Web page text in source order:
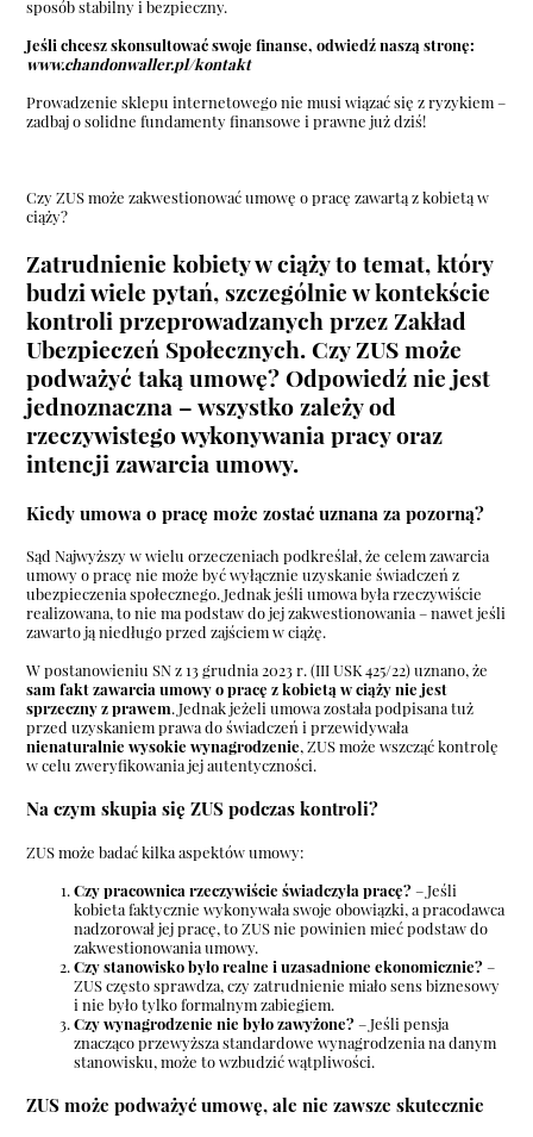
sposób stabilny i bezpieczny.
Jeśli chcesz skonsultować swoje finanse, odwiedź naszą stronę:
www.chandonwaller.pl/kontakt
Prowadzenie sklepu internetowego nie musi wiązać się z ryzykiem –
zadbaj o solidne fundamenty finansowe i prawne już dziś!
Czy ZUS może zakwestionować umowę o pracę zawartą z kobietą w
ciąży?
Zatrudnienie kobiety w ciąży to temat, który
budzi wiele pytań, szczególnie w kontekście
kontroli przeprowadzanych przez Zakład
Ubezpieczeń Społecznych.Czy ZUS może
podważyć taką umowę? Odpowiedź nie jest
jednoznaczna – wszystko zależy od
rzeczywistego wykonywania pracy oraz
intencji zawarcia umowy.
Kiedy umowa o pracę może zostać uznana za pozorną?
Sąd Najwyższy w wielu orzeczeniach podkreślał, że celem zawarcia
umowy o pracę nie może być wyłącznie uzyskanie świadczeń z
ubezpieczenia społecznego. Jednak jeśli umowa była rzeczywiście
realizowana, to nie ma podstaw do jej zakwestionowania – nawet jeśli
zawarto ją niedługo przed zajściem w ciążę.
W postanowieniu SN z 13 grudnia 2023 r. (III USK 425/22) uznano, że
sam fakt zawarcia umowy o pracę z kobietą w ciąży nie jest
sprzeczny z prawem. Jednak jeżeli umowa została podpisana tuż
przed uzyskaniem prawa do świadczeń i przewidywała
nienaturalnie wysokie wynagrodzenie, ZUS może wszcząć kontrolę
w celu zweryfikowania jej autentyczności.
Na czym skupia się ZUS podczas kontroli?
ZUS może badać kilka aspektów umowy:
Czy pracownica rzeczywiście świadczyła pracę? – Jeśli
kobieta faktycznie wykonywała swoje obowiązki, a pracodawca
nadzorował jej pracę, to ZUS nie powinien mieć podstaw do
zakwestionowania umowy.
Czy stanowisko było realne i uzasadnione ekonomicznie? –
ZUS często sprawdza, czy zatrudnienie miało sens biznesowy
i nie było tylko formalnym zabiegiem.
Czy wynagrodzenie nie było zawyżone? – Jeśli pensja
znacząco przewyższa standardowe wynagrodzenia na danym
stanowisku, może to wzbudzić wątpliwości.
ZUS może podważyć umowę, ale nie zawsze skutecznie